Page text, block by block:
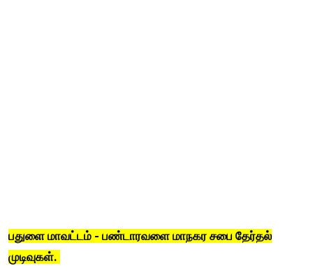
பதுளை மாவட்டம் - பண்டாரவளை மாநகர சபை தேர்தல்
முடிவுகள்.